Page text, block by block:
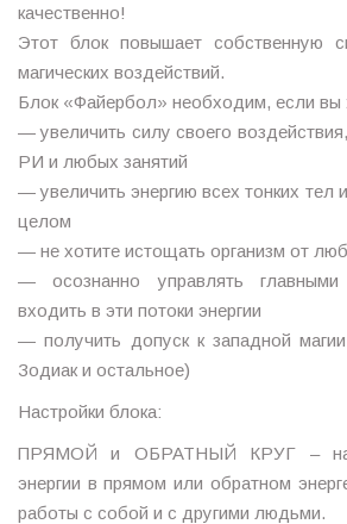
качественно!
Этот блок повышает собственную
магических воздействий.
Блок «Файербол» необходим, если вы
— увеличить силу своего
РИ и любых занятий
— увеличить энергию всех тонких тел
целом
— не хотите истощать организм от
— осознанно управлять главными
входить в эти потоки энергии
— получить допуск к западной
Зодиак и остальное)
Настройки блока:
ПРЯМОЙ и ОБРАТНЫЙ КРУГ –
энергии в прямом или обратном
работы с собой и с другими людьми.